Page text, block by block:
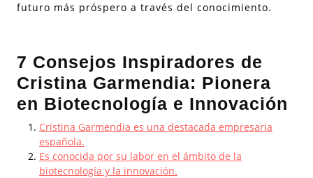
futuro más próspero a través del conocimiento.
7 Consejos Inspiradores de
Cristina Garmendia: Pionera
en Biotecnología e Innovación
Cristina Garmendia es una destacada empresaria
española.
Es conocida por su labor en el ámbito de la
biotecnología y la innovación.